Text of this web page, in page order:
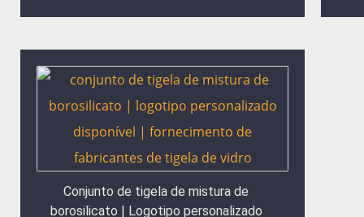
Conjunto de tigela de mistura de
borosilicato | Logotipo personalizado